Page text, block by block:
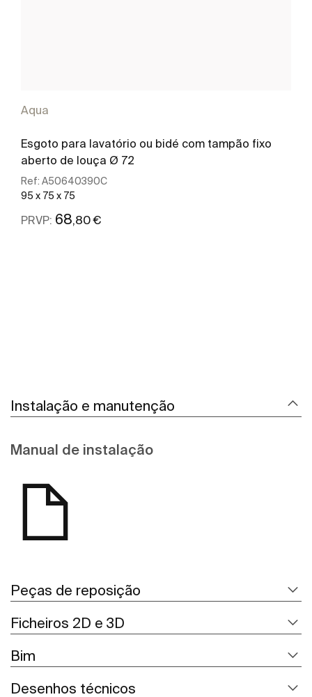
Aqua
Esgoto para lavatório ou bidé com tampão fixo
aberto de louça Ø 72
Ref: A50640390C
95 x 75 x 75
PRVP: 68 ,80 €
Instalação e manutenção
Manual de instalação
Peças de reposição
Ficheiros 2D e 3D
Bim
Desenhos técnicos